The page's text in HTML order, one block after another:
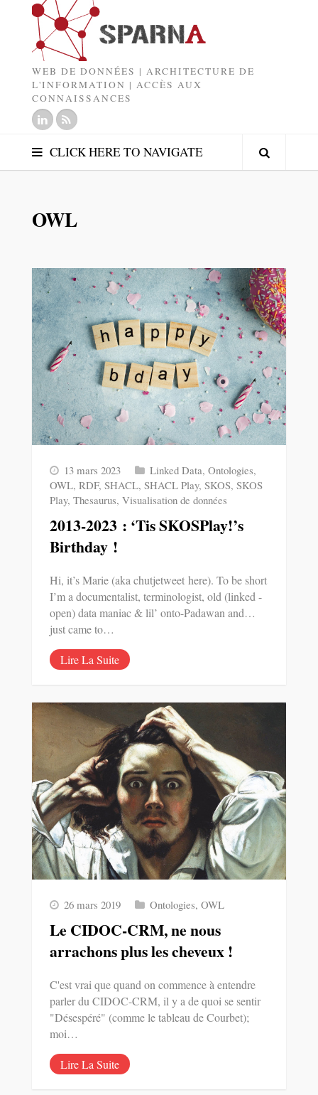
WEB DE DONNÉES | ARCHITECTURE DE
L'INFORMATION | ACCÈS AUX
CONNAISSANCES
CLICK HERE TO NAVIGATE
OWL
13 mars 2023 Linked Data, Ontologies,
OWL, RDF, SHACL, SHACL Play, SKOS, SKOS
Play, Thesaurus, Visualisation de données
2013-2023 : ‘Tis SKOSPlay!’s
Birthday !
Hi, it’s Marie (aka chutjetweet here). To be short
I’m a documentalist, terminologist, old (linked -
open) data maniac & lil’ onto-Padawan and…
just came to…
Lire La Suite
26 mars 2019 Ontologies, OWL
Le CIDOC-CRM, ne nous
arrachons plus les cheveux !
C'est vrai que quand on commence à entendre
parler du CIDOC-CRM, il y a de quoi se sentir
"Désespéré" (comme le tableau de Courbet);
moi…
Lire La Suite